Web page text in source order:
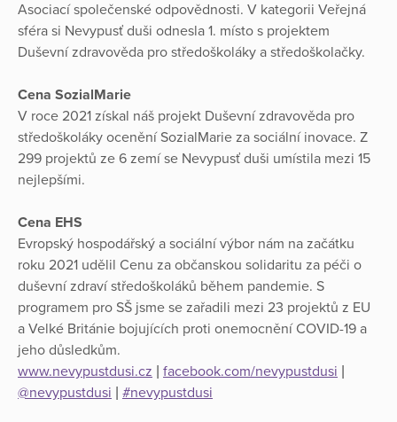
Asociací společenské odpovědnosti. V kategorii Veřejná
sféra si Nevypusť duši odnesla 1. místo s projektem
Duševní zdravověda pro středoškoláky a středoškolačky.
Cena SozialMarie
V roce 2021 získal náš projekt Duševní zdravověda pro
středoškoláky ocenění SozialMarie za sociální inovace. Z
299 projektů ze 6 zemí se Nevypusť duši umístila mezi 15
nejlepšími.
Cena EHS
Evropský hospodářský a sociální výbor nám na začátku
roku 2021 udělil Cenu za občanskou solidaritu za péči o
duševní zdraví středoškoláků během pandemie. S
programem pro SŠ jsme se zařadili mezi 23 projektů z EU
a Velké Británie bojujících proti onemocnění COVID-19 a
jeho důsledkům.
www.nevypustdusi.cz
facebook.com/nevypustdusi
@nevypustdusi
#nevypustdusi